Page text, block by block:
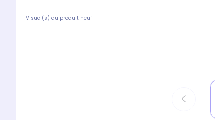
Visuel(s) du produit neuf